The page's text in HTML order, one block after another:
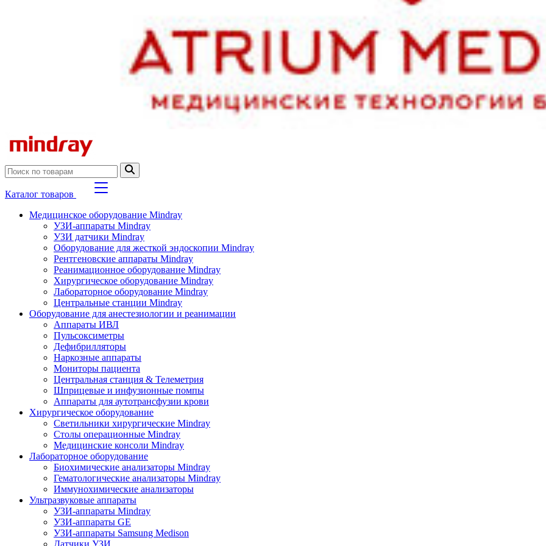
Каталог товаров
Медицинское оборудование Mindray
УЗИ-аппараты Mindray
УЗИ датчики Mindray
Оборудование для жесткой эндоскопии Mindray
Рентгеновские аппараты Mindray
Реанимационное оборудование Mindray
Хирургическое оборудование Mindray
Лабораторное оборудование Mindray
Центральные станции Mindray
Оборудование для анестезиологии и реанимации
Аппараты ИВЛ
Пульсоксиметры
Дефибрилляторы
Наркозные аппараты
Мониторы пациента
Центральная станция & Телеметрия
Шприцевые и инфузионные помпы
Аппараты для аутотрансфузии крови
Хирургическое оборудование
Светильники хирургические Mindray
Столы операционные Mindray
Медицинские консоли Mindray
Лабораторное оборудование
Биохимические анализаторы Mindray
Гематологические анализаторы Mindray
Иммунохимические анализаторы
Ультразвуковые аппараты
УЗИ-аппараты Mindray
УЗИ-аппараты GE
УЗИ-аппараты Samsung Medison
Датчики УЗИ